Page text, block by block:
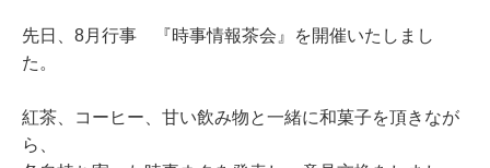
先日、8月行事 『時事情報茶会』を開催いたしまし
た。
紅茶、コーヒー、甘い飲み物と一緒に和菓子を頂きなが
ら、